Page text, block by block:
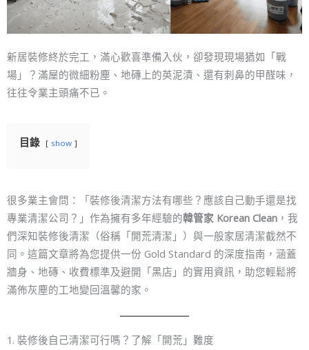
新居裝修終於完工，滿心歡喜準備入伙，卻發現現場猶如「戰
場」？滿屋的微細粉塵、地磚上的英泥漬、還有刺鼻的甲醛味，
往往令業主頭痛不已。
目錄 show
很多業主會問：「裝修後清潔方法有哪些？應該自己動手還是找
專業清潔公司？」作為擁有多年經驗的韓管家 Korean Clean ，我
們深知裝修後清潔（俗稱「開荒清潔」）與一般家居清潔截然不
同。這篇文章將為您提供一份 Gold Standard 的深度指南，涵蓋
牆身、地磚、收費標準及避開「黑店」的實用資訊，助您輕鬆將
滿佈灰塵的工地變回溫馨的家。
1. 裝修後自己清潔可行嗎？了解「開荒」難度